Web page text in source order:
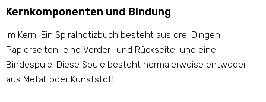
Kernkomponenten und Bindung
Im Kern, Ein Spiralnotizbuch besteht aus drei Dingen:
Papierseiten, eine Vorder- und Rückseite, und eine
Bindespule. Diese Spule besteht normalerweise entweder
aus Metall oder Kunststoff.